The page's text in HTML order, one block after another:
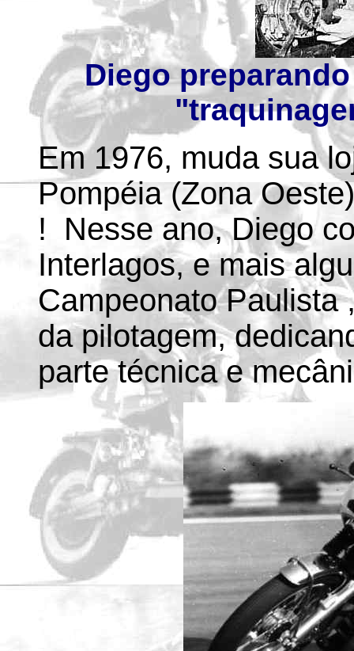
Diego
Em 1976, muda sua
Pompéia (Zona
! Nesse ano, Diego
Interlagos, e mais
Campeonato Paulista
da pilotagem,
parte técnica e